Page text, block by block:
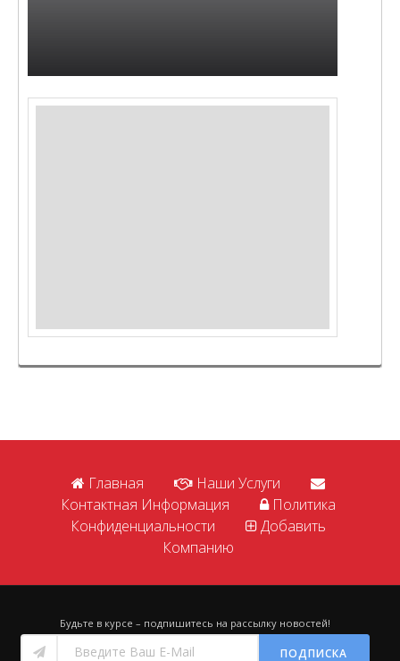
Главная
Наши Услуги
Контактная Информация
Политика
Конфиденциальности
Добавить
Компанию
Будьте в курсе – подпишитесь на рассылку новостей!
ПОДПИСКА